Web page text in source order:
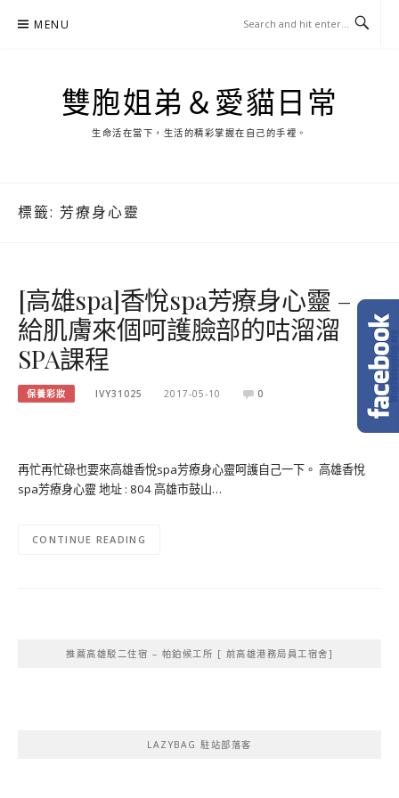
MENU
雙胞姐弟＆愛貓日常
生命活在當下，生活的精彩掌握在自己的手裡。
標籤: 芳療身心靈
[高雄spa]香悅spa芳療身心靈 –
給肌膚來個呵護臉部的咕溜溜
SPA課程
保養彩妝 IVY31025 2017-05-10 0
再忙再忙碌也要來高雄香悅spa芳療身心靈呵護自己一下。 高雄香悅
spa芳療身心靈 地址 : 804 高雄市鼓山…
CONTINUE READING
推薦高雄駁二住宿 – 帕鉑候工所 [ 前高雄港務局員工宿舍]
LAZYBAG 駐站部落客